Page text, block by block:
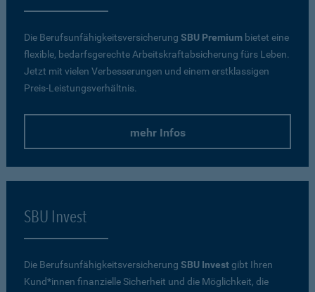
Die Berufsunfähigkeitsversicherung SBU Premium bietet eine
flexible, bedarfsgerechte Arbeitskraftabsicherung fürs Leben.
Jetzt mit vielen Verbesserungen und einem erstklassigen
Preis-Leistungsverhältnis.
mehr Infos
SBU Invest
Die Berufsunfähigkeitsversicherung SBU Investgibt Ihren
Kund*innen finanzielle Sicherheit und die Möglichkeit, die